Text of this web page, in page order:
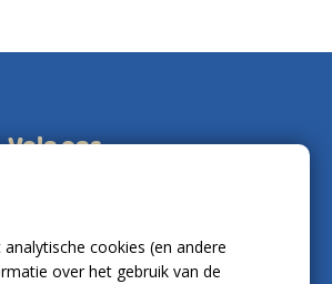
Volg ons
cookies (en andere
over het gebruik van de